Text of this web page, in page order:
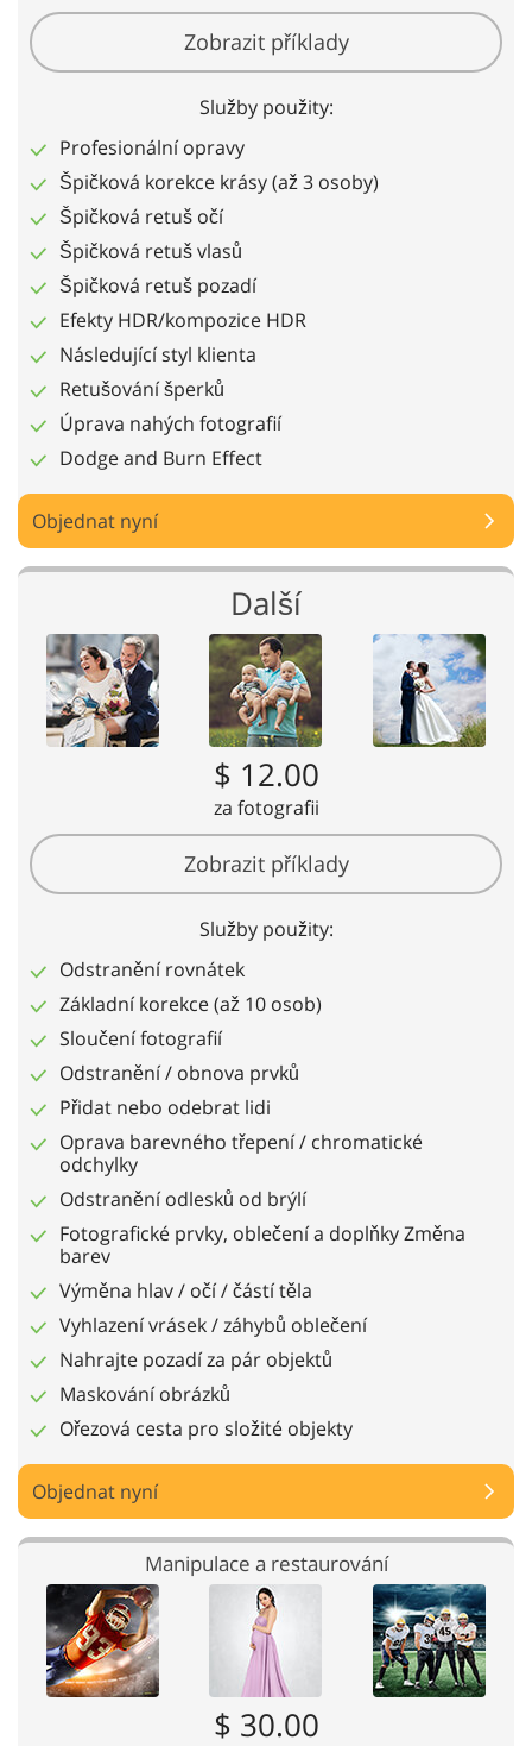
Zobrazit příklady
Služby použity:
Profesionální opravy
Špičková korekce krásy (až 3 osoby)
Špičková retuš očí
Špičková retuš vlasů
Špičková retuš pozadí
Efekty HDR/kompozice HDR
Následující styl klienta
Retušování šperků
Úprava nahých fotografií
Dodge and Burn Effect
Objednat nyní
Další
$ 12.00
za fotografii
Zobrazit příklady
Služby použity:
Odstranění rovnátek
Základní korekce (až 10 osob)
Sloučení fotografií
Odstranění / obnova prvků
Přidat nebo odebrat lidi
Oprava barevného třepení / chromatické
odchylky
Odstranění odlesků od brýlí
Fotografické prvky, oblečení a doplňky Změna
barev
Výměna hlav / očí / částí těla
Vyhlazení vrásek / záhybů oblečení
Nahrajte pozadí za pár objektů
Maskování obrázků
Ořezová cesta pro složité objekty
Objednat nyní
Manipulace a restaurování
$ 30.00